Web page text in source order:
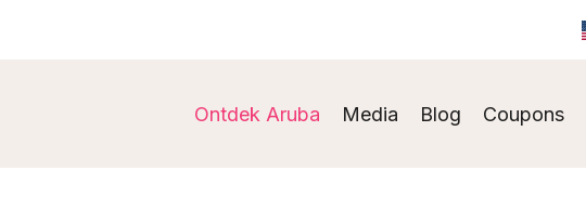
Ontdek Aruba Media Blog Coupons